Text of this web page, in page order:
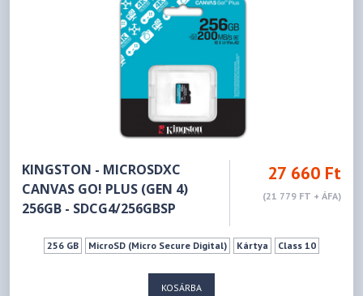
KINGSTON - MICROSDXC
CANVAS GO! PLUS (GEN 4)
256GB - SDCG4/256GBSP
27 660 Ft
(21 779 FT + ÁFA)
256 GB MicroSD (Micro Secure Digital) Kártya Class 10
KOSÁRBA